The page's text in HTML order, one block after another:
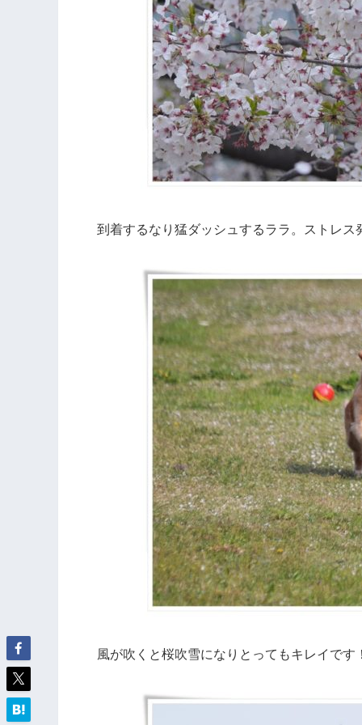
到着するなり猛ダッシュするララ。ストレス
風が吹くと桜吹雪になりとってもキレイです